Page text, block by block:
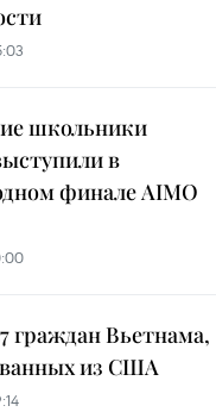
школьники
в
финале AIMO
граждан Вьетнама,
из США